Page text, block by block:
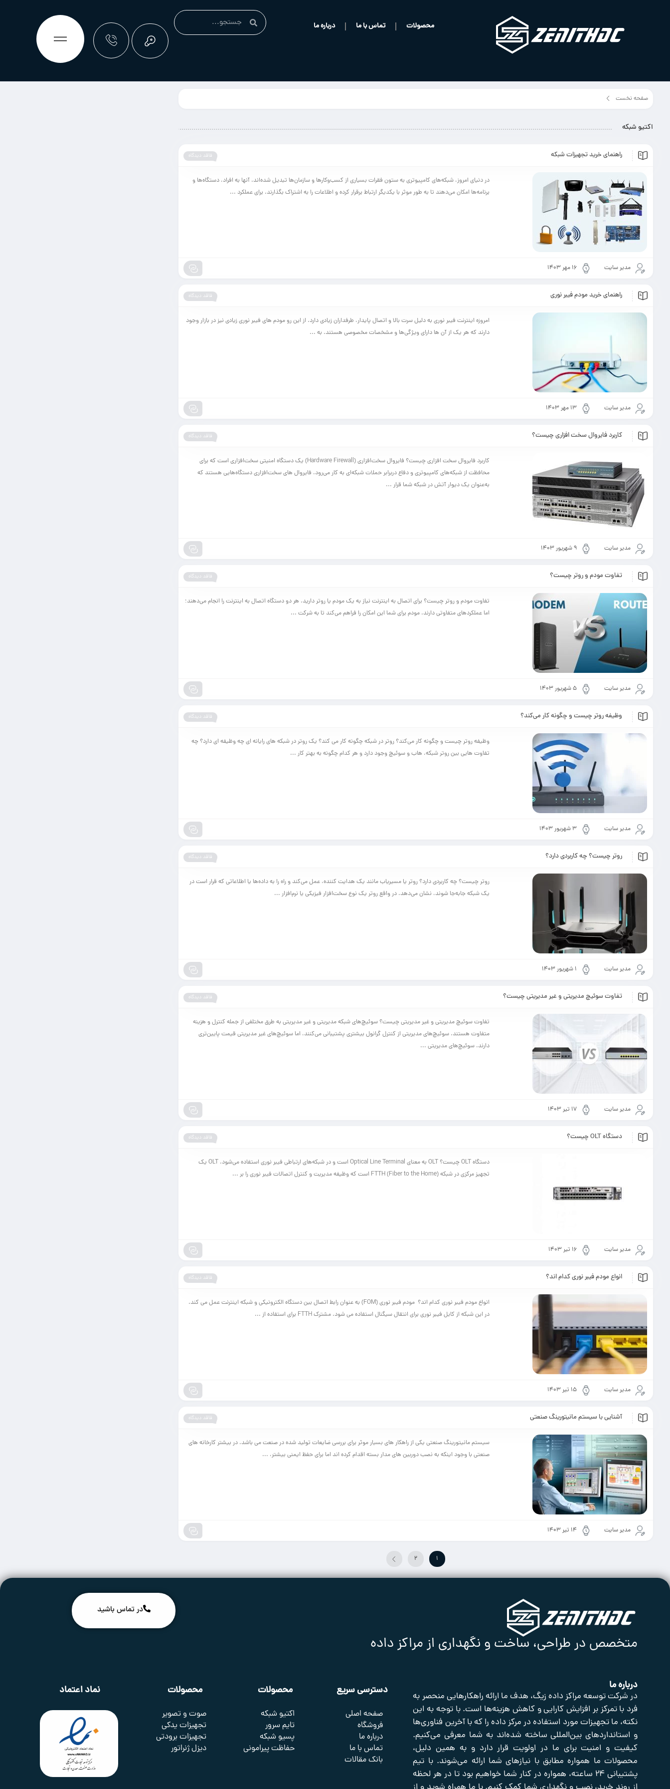
محصولات تماس با ما درباره ما
صفحه نخست
اکتیو شبکه
فاقد دیدگاه راهنمای خرید تجهیزات شبکه
در دنیای امروز، شبکه‌های کامپیوتری به ستون فقرات بسیاری از کسب‌وکارها و سازمان‌ها تبدیل شده‌اند. آنها به افراد، دستگاه‌ها و
برنامه‌ها امکان می‌دهند تا به طور موثر با یکدیگر ارتباط برقرار کرده و اطلاعات را به اشتراک بگذارند. برای عملکرد ...
مدیر سایت ۱۶ مهر ۱۴۰۳
فاقد دیدگاه راهنمای خرید مودم فیبر نوری
امروزه اینترنت فیبر نوری به دلیل سرت بالا و اتصال پایدار، طرفداران زیادی دارد. از این رو مودم ‌های فیبر نوری زیادی نیز در بازار وجود
دارند که هر یک از آن ها دارای ویژگی‌ها و مشخصات مخصوصی هستند. به ...
مدیر سایت ۱۳ مهر ۱۴۰۳
فاقد دیدگاه کاربرد فایروال سخت افزاری چیست؟
کاربرد فایروال سخت افزاری چیست؟ فایروال سخت‌افزاری (Hardware Firewall) یک دستگاه امنیتی سخت‌افزاری است که برای
محافظت از شبکه‌های کامپیوتری و دفاع دربرابر حملات شبکه‌ای به کار می‌رود. فایروال های سخت‌افزاری دستگاه‌هایی هستند که
به‌عنوان یک دیوار آتش در شبکه شما قرار ...
مدیر سایت ۹ شهریور ۱۴۰۳
فاقد دیدگاه تفاوت مودم و روتر چیست؟
تفاوت مودم و روتر چیست؟ برای اتصال به اینترنت نیاز به یک مودم یا روتر دارید. هر دو دستگاه اتصال به اینترنت را انجام می‌دهند؛
اما عملکردهای متفاوتی دارند. مودم برای شما این امکان را فراهم می‌کند تا به شرکت ...
مدیر سایت ۵ شهریور ۱۴۰۳
فاقد دیدگاه وظیفه روتر چیست و چگونه کار می‌کند؟
وظیفه روتر چیست و چگونه کار می‌کند؟ روتر در شبکه چگونه کار می کند؟ یک روتر در شبکه های رایانه ای چه وظیفه ای دارد؟ چه
تفاوت هایی بین روتر شبکه، هاب و سوئیچ وجود دارد و هر کدام چگونه به بهتر کار ...
مدیر سایت ۳ شهریور ۱۴۰۳
فاقد دیدگاه روتر چیست؟ چه کاربردی دارد؟
روتر چیست؟ چه کاربردی دارد؟ روتر یا مسیریاب مانند یک هدایت کننده، عمل می‌کند و راه را به داده‌ها یا اطلاعاتی که قرار است در
یک شبکه جابه‌جا شوند، نشان می‌دهد. در واقع روتر یک نوع سخت‌افزار فیزیکی یا نرم‌افزار ...
مدیر سایت ۱ شهریور ۱۴۰۳
فاقد دیدگاه تفاوت سوئیچ مدیریتی و غیر مدیریتی چیست؟
تفاوت سوئیچ مدیریتی و غیر مدیریتی چیست؟ سوئیچ‌های شبکه مدیریتی و غیر مدیریتی به طرق مختلفی از جمله کنترل و هزینه
متفاوت هستند. سوئیچ‌های مدیریتی از کنترل گرانول بیشتری پشتیبانی می‌کنند، اما سوئیچ‌های غیر مدیریتی قیمت پایین‌تری
دارند. سوئیچ‌های مدیریتی ...
مدیر سایت ۱۷ تیر ۱۴۰۳
فاقد دیدگاه دستگاه OLT چیست؟
دستگاه OLT چیست؟ OLT به معنای Optical Line Terminal است و در شبکه‌های ارتباطی فیبر نوری استفاده می‌شود. OLT یک
تجهیز مرکزی در شبکه FTTH (Fiber to the Home) است که وظیفه مدیریت و کنترل اتصالات فیبر نوری را بر ...
مدیر سایت ۱۶ تیر ۱۴۰۳
فاقد دیدگاه انواع مودم فیبر نوری کدام اند؟
انواع مودم فیبر نوری کدام اند؟ مودم فیبر نوری (FOM) به عنوان رابط اتصال بین دستگاه الکترونیکی و شبکه اینترنت عمل می کند.
در این شبکه از کابل فیبر نوری برای انتقال سیگنال استفاده می شود. مشترک FTTH برای استفاده از ...
مدیر سایت ۱۵ تیر ۱۴۰۳
فاقد دیدگاه آشنایی با سیستم مانیتورینگ صنعتی
سیستم مانیتورینگ صنعتی یکی از راهکار های بسیار موثر برای بررسی ضایعات تولید شده در صنعت می باشد. در بیشتر کارخانه های
صنعتی با وجود اینکه به نصب دوربین های مدار بسته اقدام کرده اند اما برای حفظ ایمنی بیشتر، ...
مدیر سایت ۱۴ تیر ۱۴۰۳
1
2
متخصص در طراحی، ساخت و نگهداری از مراکز داده
در تماس باشید
درباره ما
در شرکت توسعه مراکز داده زیگ، هدف ما ارائه راهکارهایی منحصر به
فرد با تمرکز بر افزایش کارایی و کاهش هزینه‌ها است. با توجه به این
نکته، ما تجهیزات مورد استفاده در مرکز داده را که با آخرین فناوری‌ها
و استانداردهای بین‌المللی ساخته شده‌اند به شما معرفی می‌کنیم.
کیفیت و امنیت برای ما در اولویت قرار دارد و به همین دلیل،
محصولات ما همواره مطابق با نیازهای شما ارائه می‌شوند. با تیم
پشتیبانی ۲۴ ساعته، همواره در کنار شما خواهیم بود تا در هر لحظه
دسترسی سریع محصولات محصولات نماد اعتماد
صفحه اصلی
فروشگاه
درباره ما
تماس با ما
بانک مقالات
اکتیو شبکه
تایم سرور
پسیو شبکه
حفاظت پیرامونی
صوت و تصویر
تجهیزات یدکی
تجهیزات برودتی
دیزل ژنراتور